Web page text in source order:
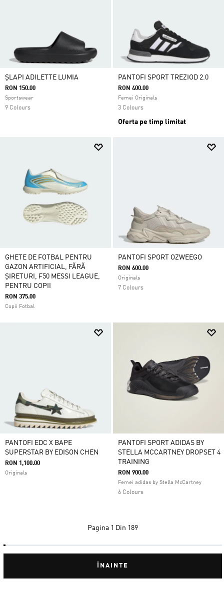
ȘLAPI ADILETTE LUMIA
RON 150.00
Sportswear
9 Colours
PANTOFI SPORT TREZIOD 2.0
RON 400.00
Femei Originals
3 Colours
Oferta pe timp limitat
GHETE DE FOTBAL PENTRU
GAZON ARTIFICIAL, FĂRĂ
ȘIRETURI, F50 MESSI LEAGUE,
PENTRU COPII
RON 375.00
Copii Fotbal
PANTOFI SPORT OZWEEGO
RON 600.00
Originals
7 Colours
PANTOFI EDC X BAPE
SUPERSTAR BY EDISON CHEN
RON 1,100.00
Originals
PANTOFI SPORT ADIDAS BY
STELLA MCCARTNEY DROPSET 4
TRAINING
RON 900.00
Femei adidas by Stella McCartney
6 Colours
Pagina 1 Din 189
ÎNAINTE